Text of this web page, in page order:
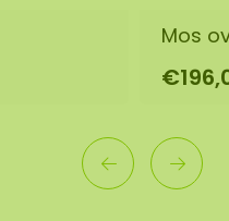
Mos